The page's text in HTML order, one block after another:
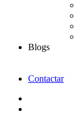
Blogs
Contactar